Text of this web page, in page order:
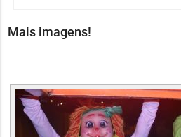
Mais imagens!